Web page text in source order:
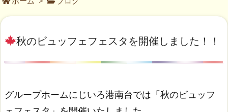
秋のビュッフェフェスタを開催しました！！
グループホームにじいろ港南台では「秋のビュッフ